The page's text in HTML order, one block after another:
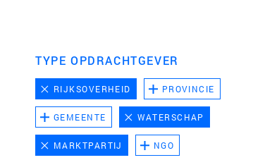
TYPE OPDRACHTGEVER
RIJKSOVERHEID PROVINCIE
GEMEENTE WATERSCHAP
MARKTPARTIJ NGO